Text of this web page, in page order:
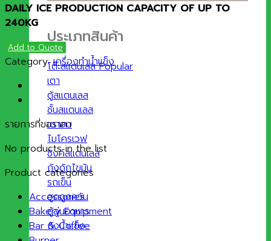
ประเภทสินค้า
โต๊ะสแตนเลส
เตา
ตู้สแตนเลส
ชั้นสแตนเลส
เตาอบ
ไมโครเวฟ
ซิงค์สแตนเลส
ถังดักไขมัน
รถเข็น
ฮูดดูดควัน
ตู้อุ่นอาหาร
ถังน้ำแข็ง
DAILY ICE PRODUCTION CAPACITY OF UP TO
240KG
Add to Quote
Category:เครื่องทำน้ำแข็ง
รายการที่ขอราคา
No products in the list
Product categories
Accessories
Bakery Equipment
Bar & Coffee